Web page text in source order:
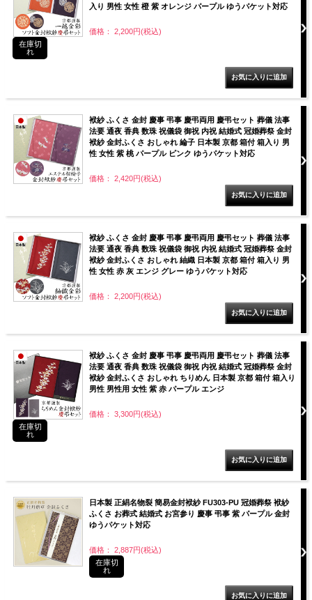
入り 男性 女性 橙 紫 オレンジ パープル ゆうパケット対応
価格： 2,200円(税込)
在庫切
れ
袱紗 ふくさ 金封 慶事 弔事 慶弔両用 慶弔セット 葬儀 法事
法要 通夜 香典 数珠 祝儀袋 御祝 内祝 結婚式 冠婚葬祭 金封
袱紗 金封ふくさ おしゃれ 綸子 日本製 京都 箱付 箱入り 男
性 女性 紫 桃 パープル ピンク ゆうパケット対応
価格： 2,420円(税込)
袱紗 ふくさ 金封 慶事 弔事 慶弔両用 慶弔セット 葬儀 法事
法要 通夜 香典 数珠 祝儀袋 御祝 内祝 結婚式 冠婚葬祭 金封
袱紗 金封ふくさ おしゃれ 紬織 日本製 京都 箱付 箱入り 男
性 女性 赤 灰 エンジ グレー ゆうパケット対応
価格： 2,200円(税込)
袱紗 ふくさ 金封 慶事 弔事 慶弔両用 慶弔セット 葬儀 法事
法要 通夜 香典 数珠 祝儀袋 御祝 内祝 結婚式 冠婚葬祭 金封
袱紗 金封ふくさ おしゃれ ちりめん 日本製 京都 箱付 箱入り
男性 男性用 女性 紫 赤 パープル エンジ
価格： 3,300円(税込)
在庫切
れ
日本製 正絹名物裂 簡易金封袱紗 FU303-PU 冠婚葬祭 袱紗
ふくさ お葬式 結婚式 お宮参り 慶事 弔事 紫 パープル 金封
ゆうパケット対応
価格： 2,887円(税込)
在庫切
れ